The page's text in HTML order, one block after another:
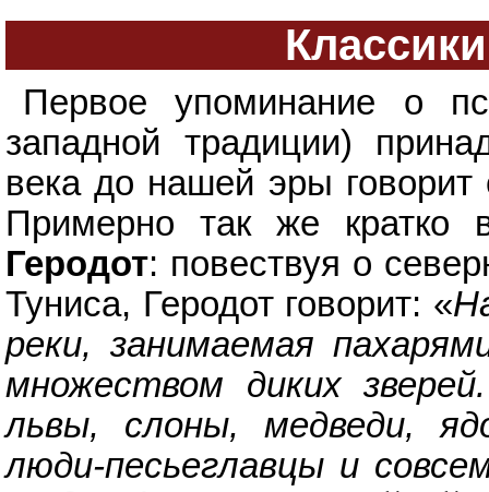
Первое упоминание о
западной традиции)
века до нашей эры
Примерно так же кратко
Геродот: повествуя о
Туниса, Геродот говорит: «
реки, занимаемая
множеством диких
львы, слоны, медведи,
люди-песьеглавцы и